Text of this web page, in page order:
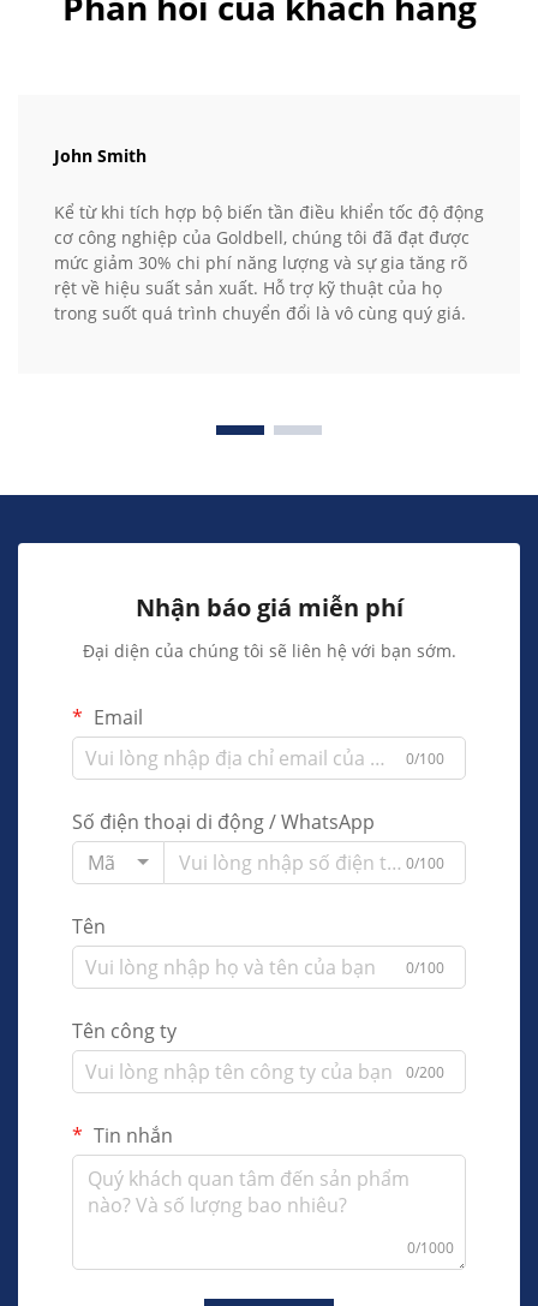
John Smith
Kể từ khi tích hợp bộ biến tần điều khiển tốc độ động
cơ công nghiệp của Goldbell, chúng tôi đã đạt được
mức giảm 30% chi phí năng lượng và sự gia tăng rõ
rệt về hiệu suất sản xuất. Hỗ trợ kỹ thuật của họ
trong suốt quá trình chuyển đổi là vô cùng quý giá.
Nhận báo giá miễn phí
Đại diện của chúng tôi sẽ liên hệ với bạn sớm.
Email
0/100
Số điện thoại di động / WhatsApp
Mã
0/100
Tên
0/100
Tên công ty
0/200
Tin nhắn
0/1000